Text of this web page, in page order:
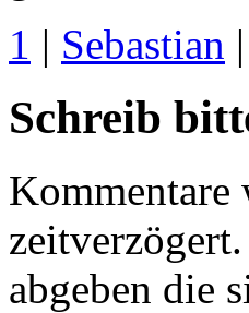
1 | Sebastian
Schreib
Kommentare
abgeben die